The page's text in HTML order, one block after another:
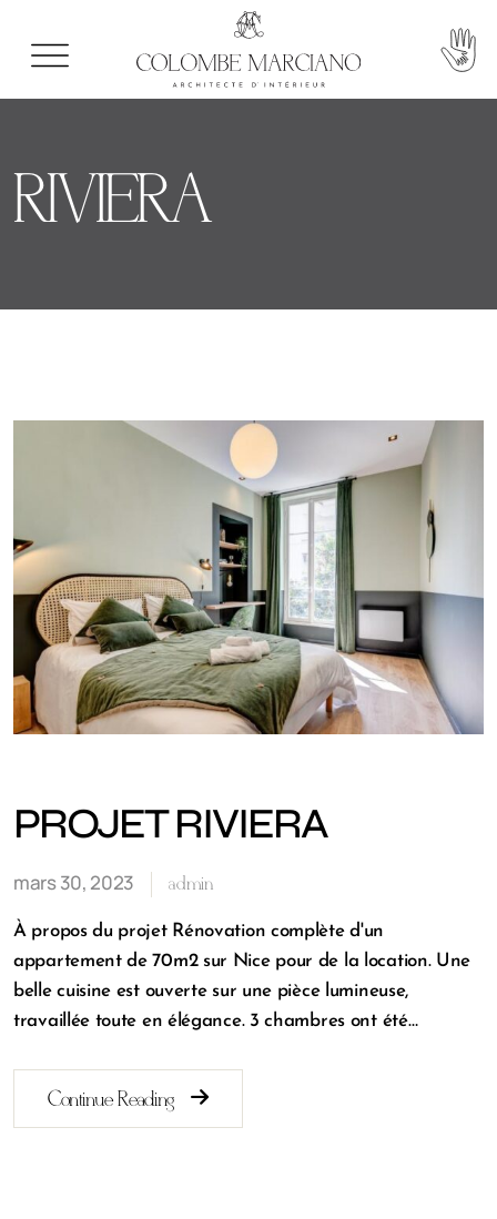
RIVIERA
PROJET RIVIERA
mars 30, 2023 admin
À propos du projet Rénovation complète d'un
appartement de 70m2 sur Nice pour de la location. Une
belle cuisine est ouverte sur une pièce lumineuse,
travaillée toute en élégance. 3 chambres ont été…
Continue Reading